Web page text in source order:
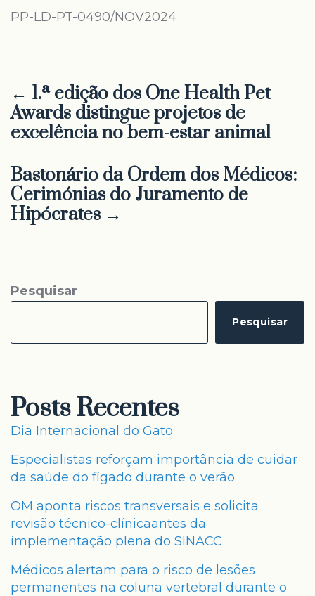
PP-LD-PT-0490/NOV2024
← 1.ª edição dos One Health Pet
Awards distingue projetos de
excelência no bem-estar animal
Bastonário da Ordem dos Médicos:
Cerimónias do Juramento de
Hipócrates →
Pesquisar
Pesquisar
Posts Recentes
Dia Internacional do Gato
Especialistas reforçam importância de cuidar
da saúde do fígado durante o verão
OM aponta riscos transversais e solicita
revisão técnico-clínicaantes da
implementação plena do SINACC
Médicos alertam para o risco de lesões
permanentes na coluna vertebral durante o